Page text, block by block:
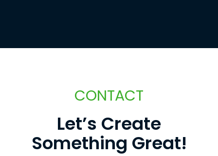
CONTACT
Let’s Create
Something Great!